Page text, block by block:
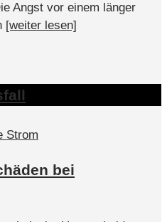
Angst vor einem länger
[weiter lesen]
bei